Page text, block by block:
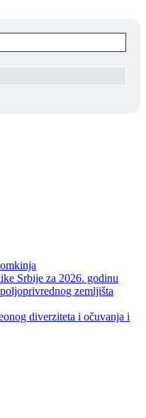
Srbije za 2026. godinu
zemljišta
diverziteta i očuvanja i